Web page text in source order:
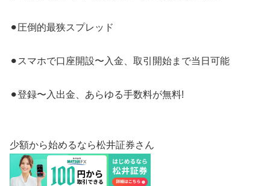
⚫︎圧倒的最狭スプレッド
⚫︎スマホで口座開設〜入金、取引開始まで当日可能
⚫︎登録〜入出金、あらゆる手数料が無料!
少額から始めるなら松井証券さん